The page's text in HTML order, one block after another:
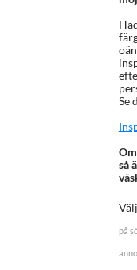
Se
så
på